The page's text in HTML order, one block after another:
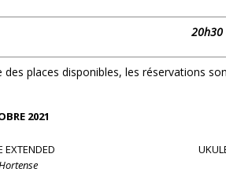
des places disponibles, les réservations
2021
EXTENDED